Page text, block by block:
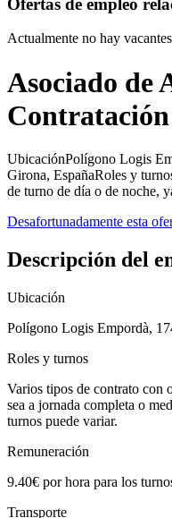
Actualmente no hay
Asociado de
UbicaciónPolígono Logis
Girona, EspañaRoles y
de turno de día o de noche,
Desafortunadamente esta
Descripción del
Ubicación
Polígono Logis Empordà,
Roles y turnos
Varios tipos de contrato con
sea a jornada completa o
turnos puede variar.
Remuneración
9.40€ por hora para los
Transporte